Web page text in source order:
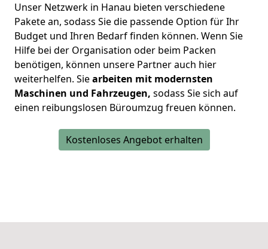
Unser Netzwerk in Hanau bieten verschiedene
Pakete an, sodass Sie die passende Option für Ihr
Budget und Ihren Bedarf finden können. Wenn Sie
Hilfe bei der Organisation oder beim Packen
benötigen, können unsere Partner auch hier
weiterhelfen. Siearbeiten mit modernsten
Maschinen und Fahrzeugen, sodass Sie sich auf
einen reibungslosen Büroumzug freuen können.
Kostenloses Angebot erhalten